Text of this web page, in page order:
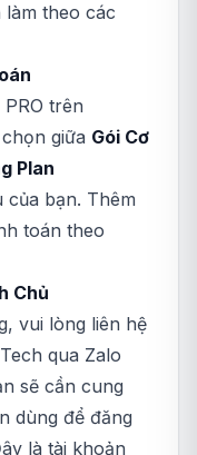
theo các
trên
giữa Gói Cơ
Plan
của bạn. Thêm
toán theo
Chủ
vui lòng liên hệ
qua Zalo
sẽ cần cung
dùng để đăng
là tài khoản